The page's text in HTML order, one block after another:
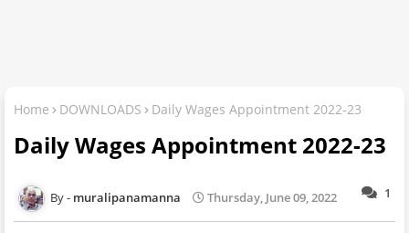
Home DOWNLOADS Daily Wages Appointment 2022-23
Daily Wages Appointment 2022-23
1
muralipanamanna Thursday, June 09, 2022